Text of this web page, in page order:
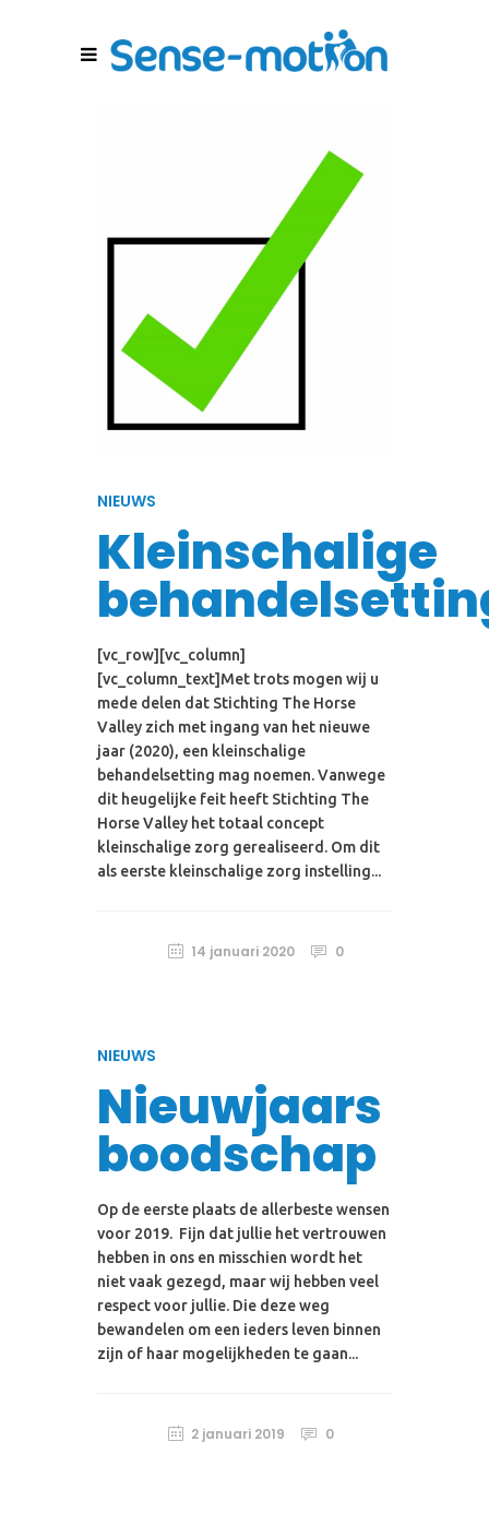
NIEUWS
Kleinschalige
[vc_row][vc_column]
[vc_column_text]Met trots mogen wij u
mede delen dat Stichting The Horse
Valley zich met ingang van het nieuwe
jaar (2020), een kleinschalige
behandelsetting mag noemen. Vanwege
dit heugelijke feit heeft Stichting The
Horse Valley het totaal concept
kleinschalige zorg gerealiseerd. Om dit
als eerste kleinschalige zorg instelling...
14 januari 2020 0
NIEUWS
Nieuwjaars
boodschap
Op de eerste plaats de allerbeste wensen
voor 2019. Fijn dat jullie het vertrouwen
hebben in ons en misschien wordt het
niet vaak gezegd, maar wij hebben veel
respect voor jullie. Die deze weg
bewandelen om een ieders leven binnen
zijn of haar mogelijkheden te gaan...
2 januari 2019 0